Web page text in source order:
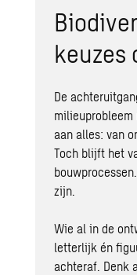
keuzes
De
aan alles: van
Toch blijft het
zijn.
Wie al in de
letterlijk én
achteraf. Denk